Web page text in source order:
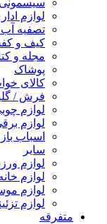
سیسمونی
لوازم
تصفیه آب
کیف و
مجله و
پوشاک
کالای
فرش /
لوازم
لوازم
اسباب
سایر
لوازم
لوازم
لوازم
لوازم
متفرقه